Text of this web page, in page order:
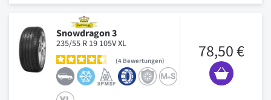
Snowdragon 3
235/55 R 19 105V XL
4 Bewertungen 78,50 €